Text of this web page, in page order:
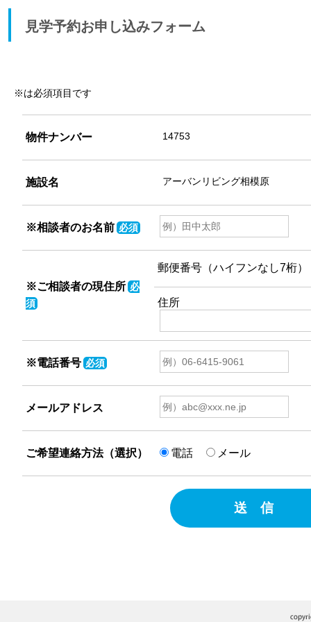
見学予約お申し込みフォーム
※は必須項目です
物件ナンバー
施設名
※相談者のお名前 必須
※ご相談者の現住所 必
須
郵便番号（ハイフンなし7桁）
住所
※電話番号 必須
メールアドレス
ご希望連絡方法（選択） 電話 メール
送 信